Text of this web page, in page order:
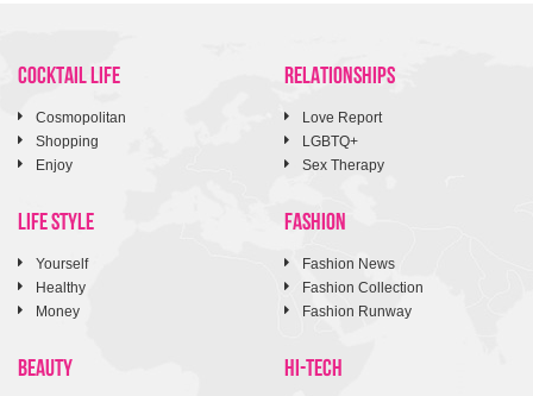
COCKTAIL LIFE
Cosmopolitan
Shopping
Enjoy
RELATIONSHIPS
Love Report
LGBTQ+
Sex Therapy
LIFE STYLE
Yourself
Healthy
Money
FASHION
Fashion News
Fashion Collection
Fashion Runway
BEAUTY HI-TECH